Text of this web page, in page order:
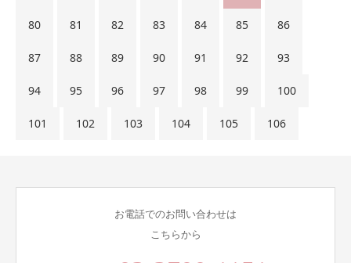
80 81 82 83 84 85 86
87 88 89 90 91 92 93
94 95 96 97 98 99 100
101 102 103 104 105 106
お電話でのお問い合わせは
こちらから